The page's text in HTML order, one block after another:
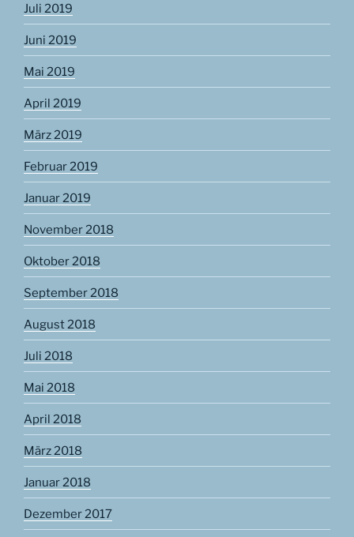
Juli 2019
Juni 2019
Mai 2019
April 2019
März 2019
Februar 2019
Januar 2019
November 2018
Oktober 2018
September 2018
August 2018
Juli 2018
Mai 2018
April 2018
März 2018
Januar 2018
Dezember 2017